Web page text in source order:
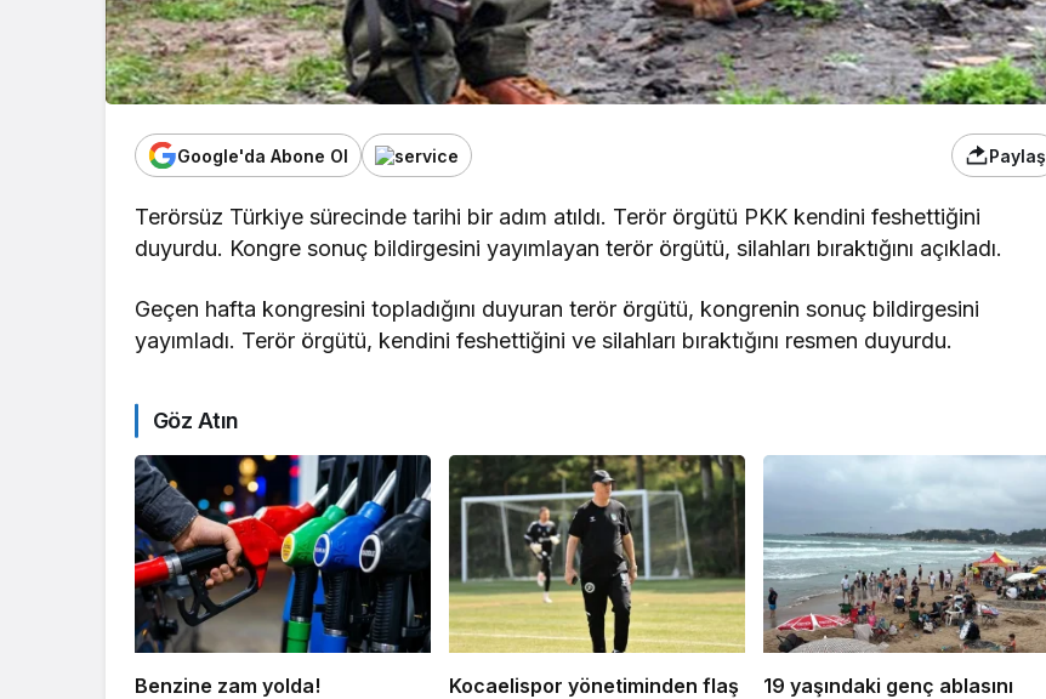
Google'da Abone Ol Paylaş
Terörsüz Türkiye sürecinde tarihi bir adım atıldı. Terör örgütü PKK kendini feshettiğini
duyurdu. Kongre sonuç bildirgesini yayımlayan terör örgütü, silahları bıraktığını açıkladı.
Geçen hafta kongresini topladığını duyuran terör örgütü, kongrenin sonuç bildirgesini
yayımladı. Terör örgütü, kendini feshettiğini ve silahları bıraktığını resmen duyurdu.
Göz Atın
Benzine zam yolda!
Kocaelispor yönetiminden flaş
19 yaşındaki genç ablasını